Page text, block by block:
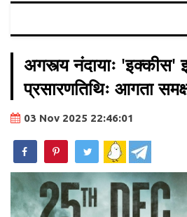
अगस्त्य नंदायाः 'इक्कीस'
प्रसारणतिथिः आगता
03 Nov 2025 22:46:01